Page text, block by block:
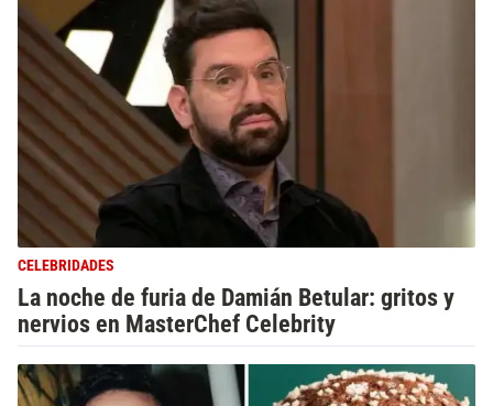
CELEBRIDADES
La noche de furia de Damián Betular: gritos y
nervios en MasterChef Celebrity